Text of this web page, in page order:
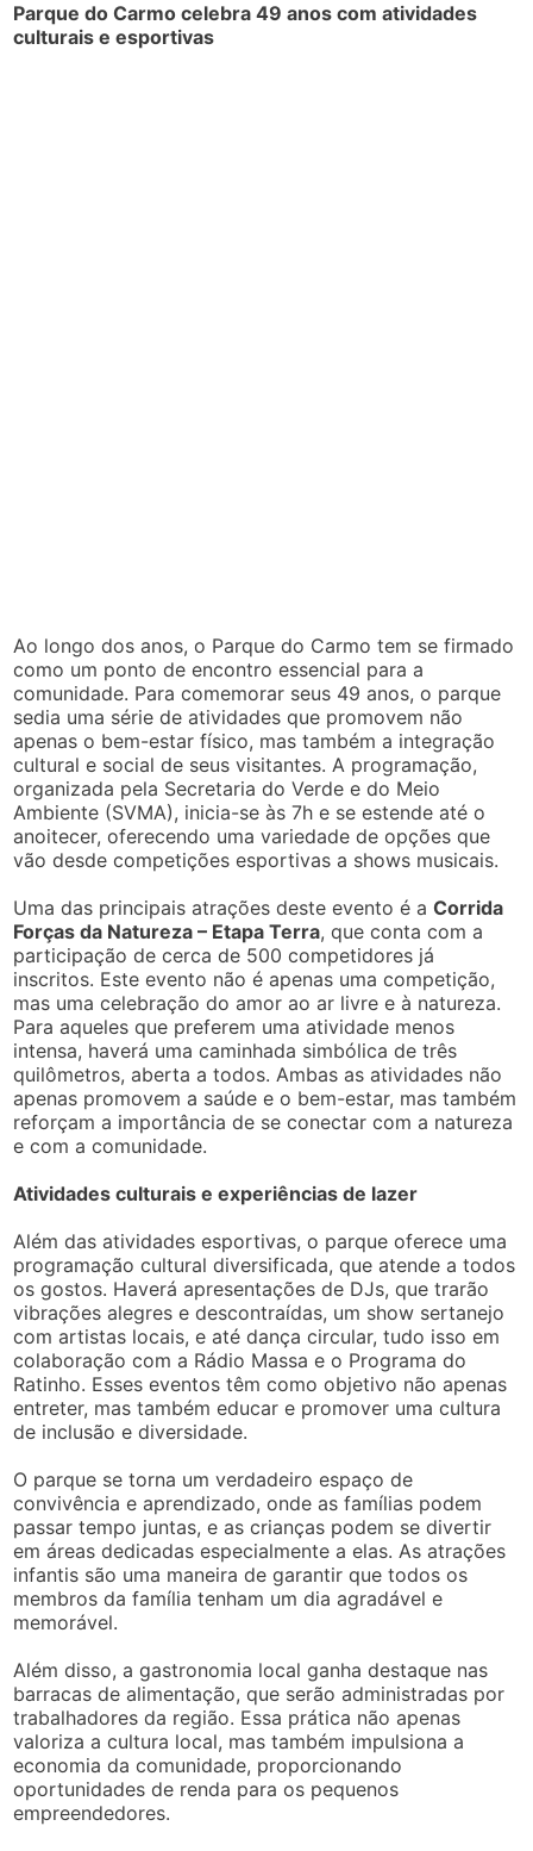
Parque do Carmo celebra 49 anos com atividades
culturais e esportivas
Ao longo dos anos, o Parque do Carmo tem se firmado
como um ponto de encontro essencial para a
comunidade. Para comemorar seus 49 anos, o parque
sedia uma série de atividades que promovem não
apenas o bem-estar físico, mas também a integração
cultural e social de seus visitantes. A programação,
organizada pela Secretaria do Verde e do Meio
Ambiente (SVMA), inicia-se às 7h e se estende até o
anoitecer, oferecendo uma variedade de opções que
vão desde competições esportivas a shows musicais.
Uma das principais atrações deste evento é aCorrida
Forças da Natureza – Etapa Terra, que conta com a
participação de cerca de 500 competidores já
inscritos. Este evento não é apenas uma competição,
mas uma celebração do amor ao ar livre e à natureza.
Para aqueles que preferem uma atividade menos
intensa, haverá uma caminhada simbólica de três
quilômetros, aberta a todos. Ambas as atividades não
apenas promovem a saúde e o bem-estar, mas também
reforçam a importância de se conectar com a natureza
e com a comunidade.
Atividades culturais e experiências de lazer
Além das atividades esportivas, o parque oferece uma
programação cultural diversificada, que atende a todos
os gostos. Haverá apresentações de DJs, que trarão
vibrações alegres e descontraídas, um show sertanejo
com artistas locais, e até dança circular, tudo isso em
colaboração com a Rádio Massa e o Programa do
Ratinho. Esses eventos têm como objetivo não apenas
entreter, mas também educar e promover uma cultura
de inclusão e diversidade.
O parque se torna um verdadeiro espaço de
convivência e aprendizado, onde as famílias podem
passar tempo juntas, e as crianças podem se divertir
em áreas dedicadas especialmente a elas. As atrações
infantis são uma maneira de garantir que todos os
membros da família tenham um dia agradável e
memorável.
Além disso, a gastronomia local ganha destaque nas
barracas de alimentação, que serão administradas por
trabalhadores da região. Essa prática não apenas
valoriza a cultura local, mas também impulsiona a
economia da comunidade, proporcionando
oportunidades de renda para os pequenos
empreendedores.